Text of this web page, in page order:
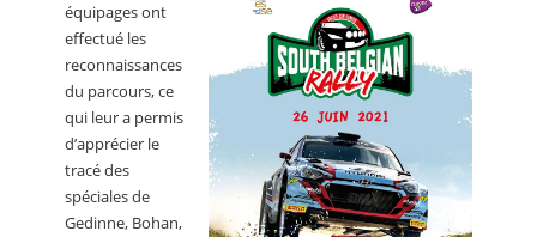
équipages ont
effectué les
reconnaissances
du parcours, ce
qui leur a permis
d’apprécier le
tracé des
spéciales de
Gedinne, Bohan,